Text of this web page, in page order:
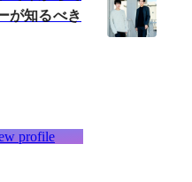
が知るべき
profile